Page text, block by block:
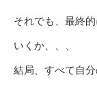
それでも、最終
いくか、、、
結局、すべて自